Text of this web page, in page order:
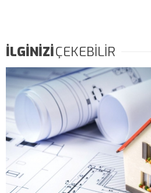
İLGİNİZİÇEKEBİLİR